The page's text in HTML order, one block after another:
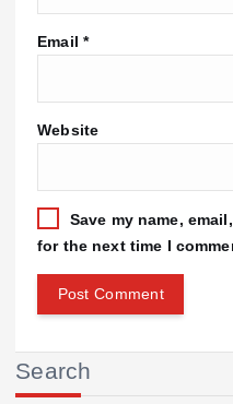
Email *
Website
Save my name,
for the next time I
Search